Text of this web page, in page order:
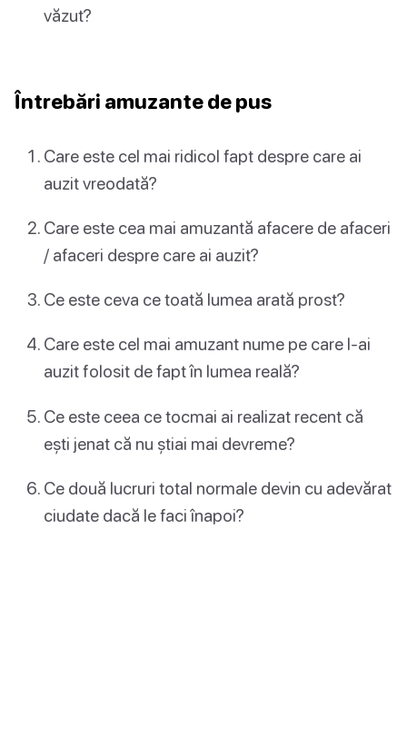
văzut?
Întrebări amuzante de pus
Care este cel mai ridicol fapt despre care ai
auzit vreodată?
Care este cea mai amuzantă afacere de afaceri
/ afaceri despre care ai auzit?
Ce este ceva ce toată lumea arată prost?
Care este cel mai amuzant nume pe care l-ai
auzit folosit de fapt în lumea reală?
Ce este ceea ce tocmai ai realizat recent că
ești jenat că nu știai mai devreme?
Ce două lucruri total normale devin cu adevărat
ciudate dacă le faci înapoi?